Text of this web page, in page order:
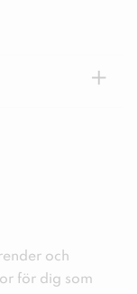
+
och
för dig som